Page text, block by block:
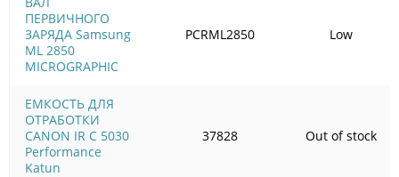
ПЕРВИЧНОГО
ЗАРЯДА Samsung
ML 2850
MICROGRAPHIC
ЕМКОСТЬ ДЛЯ
ОТРАБОТКИ
CANON IR C 5030
Performance
Katun
PCRML2850 Low
37828 Out of stock